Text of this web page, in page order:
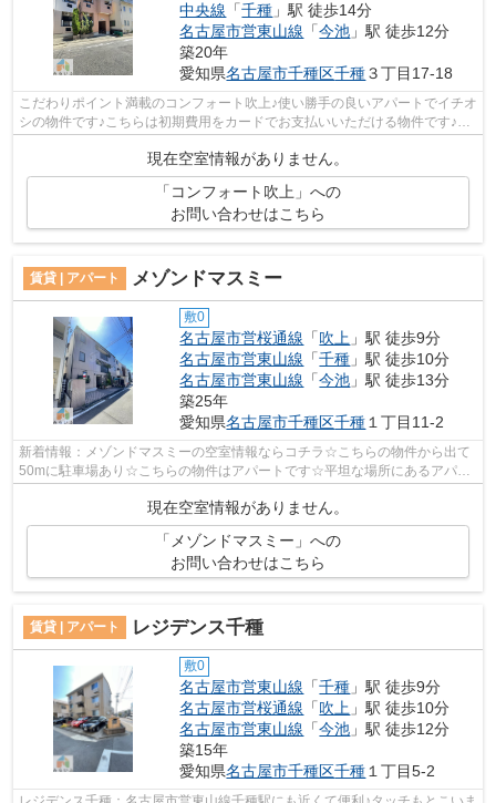
中央線 「千種 」駅 徒歩14分
名古屋市営東山線 「今池 」駅 徒歩12分
築20年
愛知県名古屋市千種区千種３丁目17-18
こだわりポイント満載のコンフォート吹上♪使い勝手の良いアパートでイチオ
シの物件です♪こちらは初期費用をカードでお支払いいただける物件です♪独
現在空室情報がありません。
「コンフォート吹上」への
お問い合わせはこちら
賃貸 | アパート メゾンドマスミー
敷0
名古屋市営桜通線 「吹上 」駅 徒歩9分
名古屋市営東山線 「千種 」駅 徒歩10分
名古屋市営東山線 「今池 」駅 徒歩13分
築25年
愛知県名古屋市千種区千種 １丁目11-2
新着情報：メゾンドマスミーの空室情報ならコチラ☆こちらの物件から出て
50mに駐車場あり☆こちらの物件はアパートです☆平坦な場所にあるアパー
現在空室情報がありません。
「メゾンドマスミー」への
お問い合わせはこちら
賃貸 | アパート レジデンス千種
敷0
名古屋市営東山線 「千種 」駅 徒歩9分
名古屋市営桜通線 「吹上 」駅 徒歩10分
名古屋市営東山線 「今池 」駅 徒歩12分
築15年
愛知県名古屋市千種区千種 １丁目5-2